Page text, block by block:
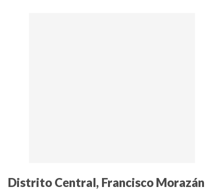
Distrito Central, Francisco Morazán